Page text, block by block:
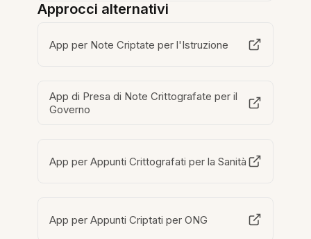
Approcci alternativi
App per Note Criptate per l'Istruzione
App di Presa di Note Crittografate per il
Governo
App per Appunti Crittografati per la Sanità
App per Appunti Criptati per ONG